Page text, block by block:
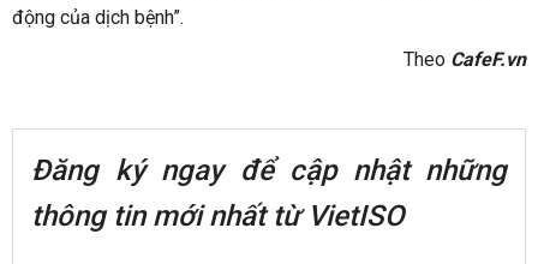
động của dịch bệnh”.
Theo CafeF.vn
Đăng ký ngay để cập nhật những
thông tin mới nhất từ VietISO